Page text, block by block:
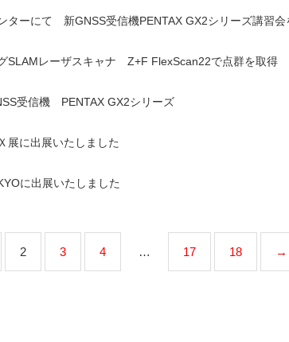
ターにて 新GNSS受信機PENTAX GX2シリーズ講習会
SLAMレーザスキャナ Z+F FlexScan22で点群を取得
受信機 PENTAX GX2シリーズ
展に出展いたしました
に出展いたしました
2 3 4 … 17 18 →